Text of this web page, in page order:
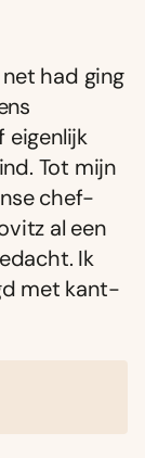
had ging
eigenlijk
Tot mijn
chef-
al een
Ik
met kant-